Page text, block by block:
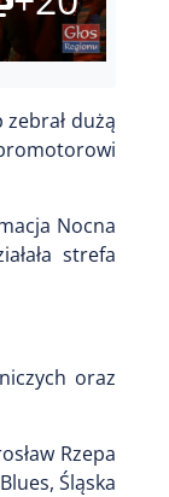
dużą
Nocna
strefa
oraz
Rzepa
Śląska